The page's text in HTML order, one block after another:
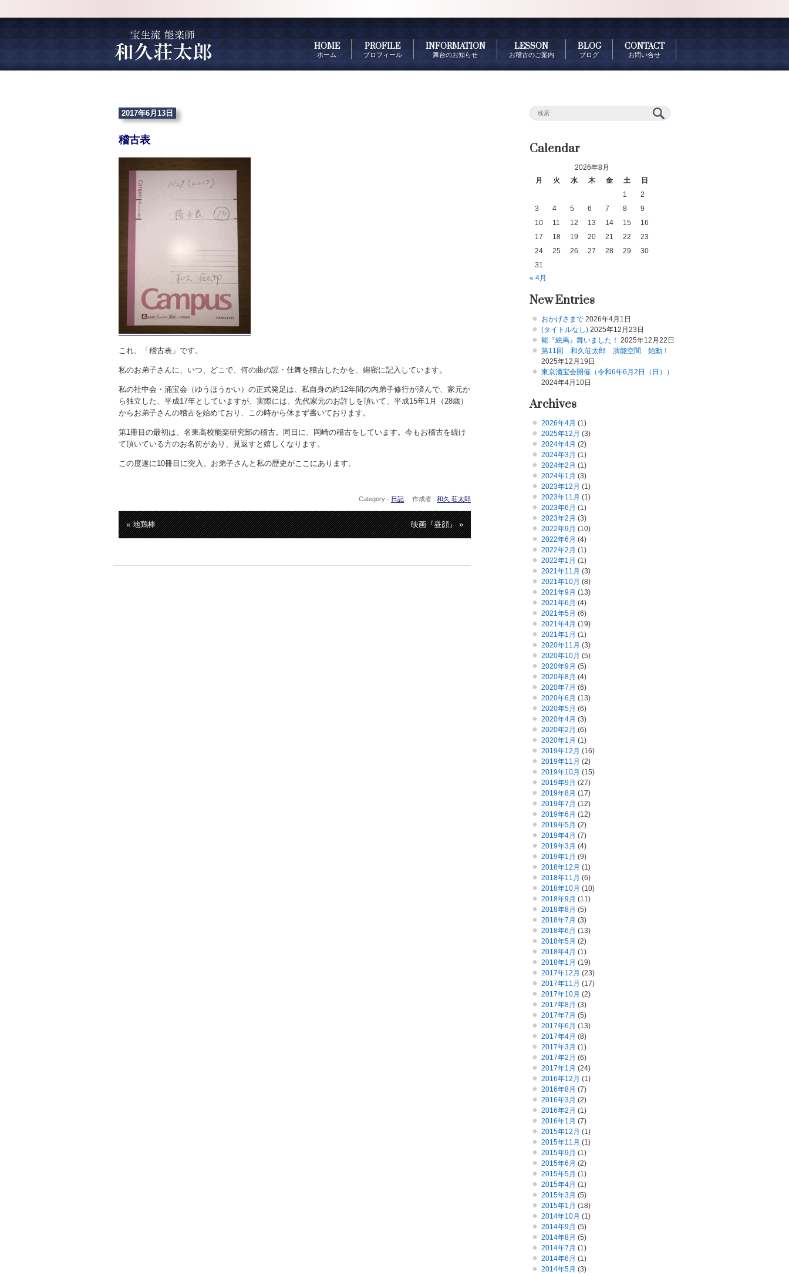
HOME
ホーム
PROFILE
プロフィール
INFORMATION
舞台のお知らせ
LESSON
お稽古のご案内
BLOG
ブログ
CONTACT
お問い合せ
2017年6月13日
稽古表
これ、「稽古表」です。
私のお弟子さんに、いつ、どこで、何の曲の謡・仕舞を稽古したかを、綿密に記入しています。
私の社中会・涌宝会（ゆうほうかい）の正式発足は、私自身の約12年間の内弟子修行が済んで、家元か
ら独立した、平成17年としていますが、実際には、先代家元のお許しを頂いて、平成15年1月（28歳）
からお弟子さんの稽古を始めており、この時から休まず書いております。
第1冊目の最初は、名東高校能楽研究部の稽古。同日に、岡崎の稽古をしています。今もお稽古を続け
て頂いている方のお名前があり、見返すと嬉しくなります。
この度遂に10冊目に突入。お弟子さんと私の歴史がここにあります。
Category - 日記 作成者 : 和久 荘太郎
« 地鶏棒 映画『昼顔』 »
Calendar
2026年8月
月
火 水 木 金 土
日
1
2
3
4 5 6 7 8
9
10
11 12 13 14 15
16
17
18 19 20 21 22
23
24
25 26 27 28 29
30
31
« 4月
New Entries
おかげさまで 2026年4月1日
(タイトルなし) 2025年12月23日
能『絵馬』舞いました！ 2025年12月22日
第11回 和久荘太郎 演能空間 始動！
2025年12月19日
東京涌宝会開催（令和6年6月2日（日））
2024年4月10日
Archives
2026年4月 (1)
2025年12月 (3)
2024年4月 (2)
2024年3月 (1)
2024年2月 (1)
2024年1月 (3)
2023年12月 (1)
2023年11月 (1)
2023年6月 (1)
2023年2月 (3)
2022年9月 (10)
2022年6月 (4)
2022年2月 (1)
2022年1月 (1)
2021年11月 (3)
2021年10月 (8)
2021年9月 (13)
2021年6月 (4)
2021年5月 (6)
2021年4月 (19)
2021年1月 (1)
2020年11月 (3)
2020年10月 (5)
2020年9月 (5)
2020年8月 (4)
2020年7月 (6)
2020年6月 (13)
2020年5月 (6)
2020年4月 (3)
2020年2月 (6)
2020年1月 (1)
2019年12月 (16)
2019年11月 (2)
2019年10月 (15)
2019年9月 (27)
2019年8月 (17)
2019年7月 (12)
2019年6月 (12)
2019年5月 (2)
2019年4月 (7)
2019年3月 (4)
2019年1月 (9)
2018年12月 (1)
2018年11月 (6)
2018年10月 (10)
2018年9月 (11)
2018年8月 (5)
2018年7月 (3)
2018年6月 (13)
2018年5月 (2)
2018年4月 (1)
2018年1月 (19)
2017年12月 (23)
2017年11月 (17)
2017年10月 (2)
2017年8月 (3)
2017年7月 (5)
2017年6月 (13)
2017年4月 (8)
2017年3月 (1)
2017年2月 (6)
2017年1月 (24)
2016年12月 (1)
2016年8月 (7)
2016年3月 (2)
2016年2月 (1)
2016年1月 (7)
2015年12月 (1)
2015年11月 (1)
2015年9月 (1)
2015年6月 (2)
2015年5月 (1)
2015年4月 (1)
2015年3月 (5)
2015年1月 (18)
2014年10月 (1)
2014年9月 (5)
2014年8月 (5)
2014年7月 (1)
2014年6月 (1)
2014年5月 (3)